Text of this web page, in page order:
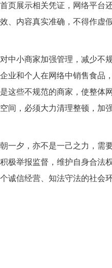
页展示相关凭证，网络平台
、内容真实准确，不得作虚
中小商家加强管理，减少不
业和个人在网络中销售食品
这些不规范的商家，使整体
间，必须大力清理整顿，加
一夕，亦不是一己之力，需
极举报监督，维护自身合法
诚信经营、知法守法的社会环